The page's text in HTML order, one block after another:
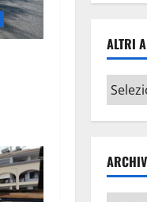
ALTRI
Altri